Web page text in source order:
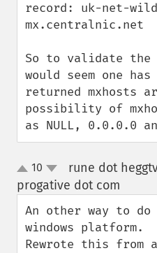
record: uk-net-
mx.centralnic.net
So to validate the
would seem one
returned mxhosts
possibility of
as NULL, 0.0.0.0
up
down
10
rune dot
progative dot com
An other way to do
windows platform.
Rewrote this from